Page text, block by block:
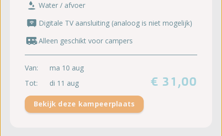
Water / afvoer
Digitale TV aansluiting (analoog is niet mogelijk)
Alleen geschikt voor campers
Van:
ma 10 aug
Tot:
di 11 aug € 31,00
Bekijk deze kampeerplaats